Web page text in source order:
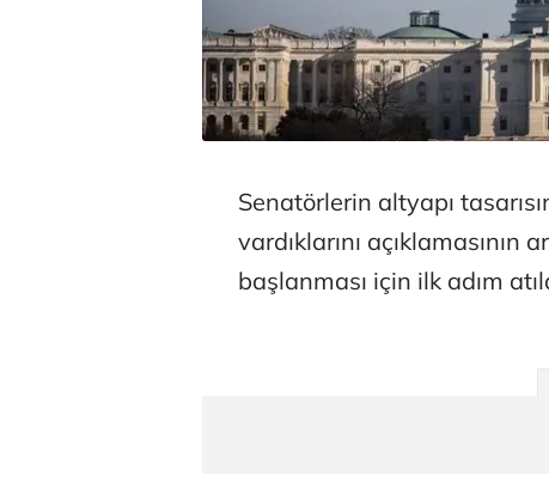
Senatörlerin altyapı
vardıklarını açıklamasının
başlanması için ilk adım